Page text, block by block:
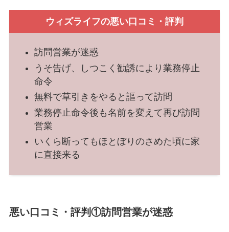
ウィズライフの悪い口コミ・評判
訪問営業が迷惑
うそ告げ、しつこく勧誘により業務停止
命令
無料で草引きをやると謳って訪問
業務停止命令後も名前を変えて再び訪問
営業
いくら断ってもほとぼりのさめた頃に家
に直接来る
悪い口コミ・評判①訪問営業が迷惑